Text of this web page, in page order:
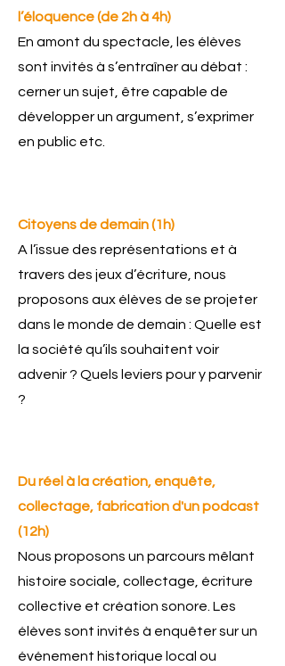
l’éloquence (de 2h à 4h)
En amont du spectacle, les élèves
sont invités à s’entraîner au débat :
cerner un sujet, être capable de
développer un argument, s’exprimer
en public etc.
Citoyens de demain (1h)
A l’issue des représentations et à
travers des jeux d’écriture, nous
proposons aux élèves de se projeter
dans le monde de demain : Quelle est
la société qu’ils souhaitent voir
advenir ? Quels leviers pour y parvenir
?
Du réel à la création, enquête,
collectage, fabrication d'un podcast
(12h)
Nous proposons un parcours mêlant
histoire sociale, collectage, écriture
collective et création sonore. Les
élèves sont invités à enquêter sur un
événement historique local ou